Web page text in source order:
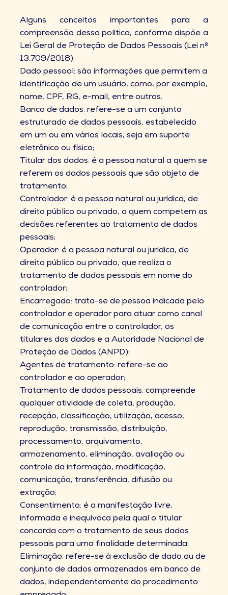
Alguns conceitos importantes para a
compreensão dessa política, conforme dispõe a
Lei Geral de Proteção de Dados Pessoais (Lei nº
13.709/2018):
Dado pessoal: são informações que permitem a
identificação de um usuário, como, por exemplo,
nome, CPF, RG, e-mail, entre outros.
Banco de dados: refere-se a um conjunto
estruturado de dados pessoais, estabelecido
em um ou em vários locais, seja em suporte
eletrônico ou físico;
Titular dos dados: é a pessoa natural a quem se
referem os dados pessoais que são objeto de
tratamento;
Controlador: é a pessoa natural ou jurídica, de
direito público ou privado, a quem competem as
decisões referentes ao tratamento de dados
pessoais;
Operador: é a pessoa natural ou jurídica, de
direito público ou privado, que realiza o
tratamento de dados pessoais em nome do
controlador;
Encarregado: trata-se de pessoa indicada pelo
controlador e operador para atuar como canal
de comunicação entre o controlador, os
titulares dos dados e a Autoridade Nacional de
Proteção de Dados (ANPD);
Agentes de tratamento: refere-se ao
controlador e ao operador;
Tratamento de dados pessoais: compreende
qualquer atividade de coleta, produção,
recepção, classificação, utilização, acesso,
reprodução, transmissão, distribuição,
processamento, arquivamento,
armazenamento, eliminação, avaliação ou
controle da informação, modificação,
comunicação, transferência, difusão ou
extração;
Consentimento: é a manifestação livre,
informada e inequívoca pela qual o titular
concorda com o tratamento de seus dados
pessoais para uma finalidade determinada;
Eliminação: refere-se à exclusão de dado ou de
conjunto de dados armazenados em banco de
dados, independentemente do procedimento